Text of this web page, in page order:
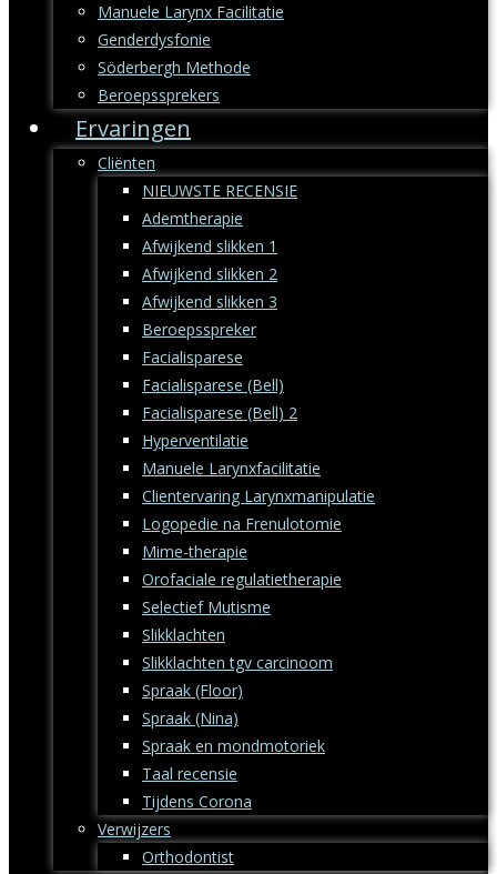
Manuele Larynx Facilitatie
Genderdysfonie
Söderbergh Methode
Beroepssprekers
Ervaringen
Cliënten
NIEUWSTE RECENSIE
Ademtherapie
Afwijkend slikken 1
Afwijkend slikken 2
Afwijkend slikken 3
Beroepsspreker
Facialisparese
Facialisparese (Bell)
Facialisparese (Bell) 2
Hyperventilatie
Manuele Larynxfacilitatie
Clientervaring Larynxmanipulatie
Logopedie na Frenulotomie
Mime-therapie
Orofaciale regulatietherapie
Selectief Mutisme
Slikklachten
Slikklachten tgv carcinoom
Spraak (Floor)
Spraak (Nina)
Spraak en mondmotoriek
Taal recensie
Tijdens Corona
Verwijzers
Orthodontist